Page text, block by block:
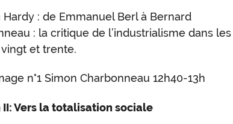
Hardy : de Emmanuel Berl à Bernard
: la critique de l’industrialisme dans les
et trente.
n°1 Simon Charbonneau 12h40-13h
II: Vers la totalisation sociale